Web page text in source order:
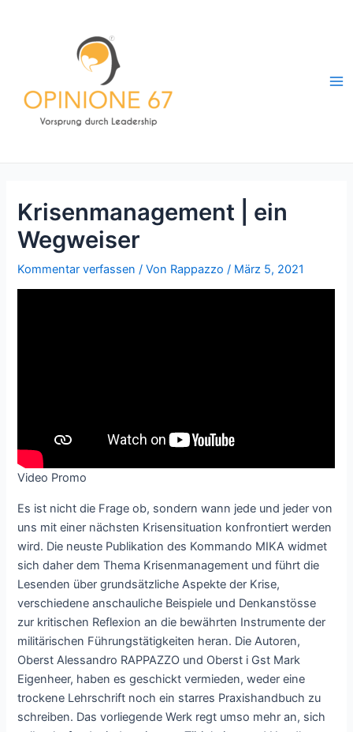
Krisenmanagement | ein
Wegweiser
Kommentar verfassen / Von Rappazzo/ März 5, 2021
Video Promo
Es ist nicht die Frage ob, sondern wann jede und jeder von
uns mit einer nächsten Krisensituation konfrontiert werden
wird. Die neuste Publikation des Kommando MIKA widmet
sich daher dem Thema Krisenmanagement und führt die
Lesenden über grundsätzliche Aspekte der Krise,
verschiedene anschauliche Beispiele und Denkanstösse
zur kritischen Reflexion an die bewährten Instrumente der
militärischen Führungstätigkeiten heran. Die Autoren,
Oberst Alessandro RAPPAZZO und Oberst i Gst Mark
Eigenheer, haben es geschickt vermieden, weder eine
trockene Lehrschrift noch ein starres Praxishandbuch zu
schreiben. Das vorliegende Werk regt umso mehr an, sich